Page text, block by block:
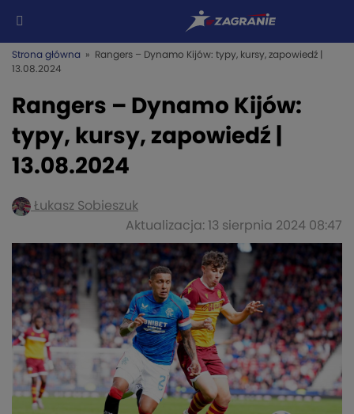
Strona główna » Rangers – Dynamo Kijów: typy, kursy, zapowiedź |
13.08.2024
Rangers – Dynamo Kijów:
typy, kursy, zapowiedź |
13.08.2024
Łukasz Sobieszuk
Aktualizacja: 13 sierpnia 2024 08:47